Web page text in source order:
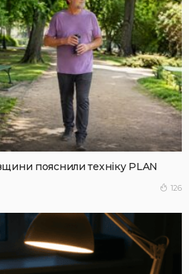
пояснили техніку PLAN
126